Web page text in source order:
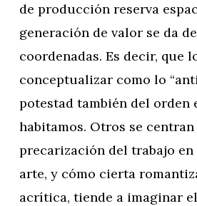
de producción reserva
generación de valor se da
coordenadas. Es decir, que
conceptualizar como lo
potestad también del orden
habitamos. Otros se
precarización del trabajo
arte, y cómo cierta
acrítica, tiende a imaginar